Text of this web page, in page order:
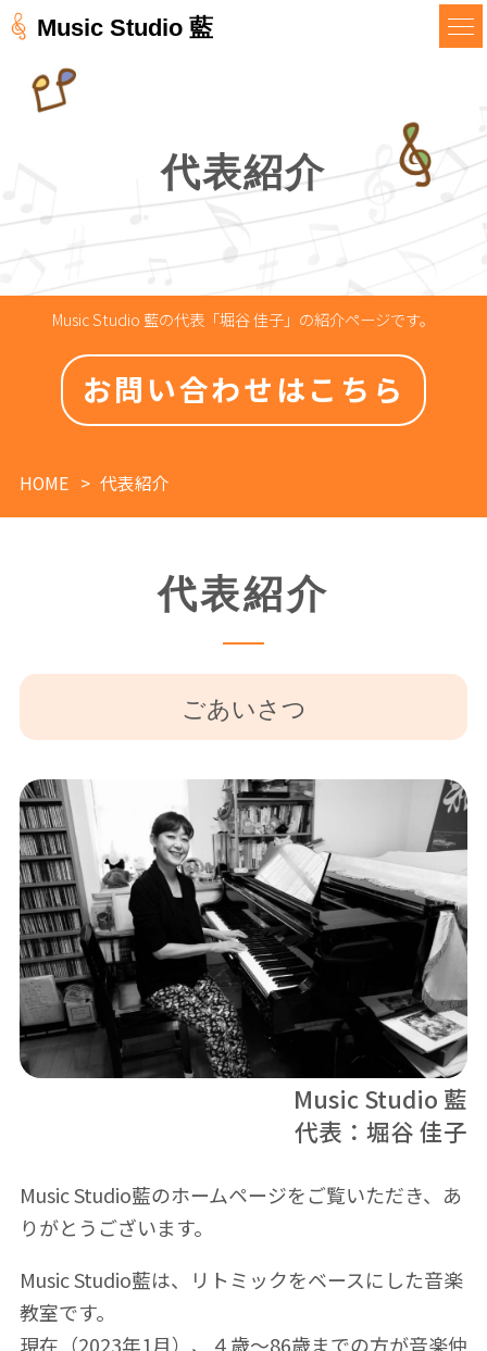
Music Studio 藍
代表紹介
Music Studio 藍の代表「堀谷 佳子」の紹介ページです。
お問い合わせはこちら
HOME 代表紹介
代表紹介
ごあいさつ
Music Studio藍のホームページをご覧いただき、あ
りがとうございます。
Music Studio藍は、リトミックをベースにした音楽
教室です。
現在（2023年1月）、４歳～86歳までの方が音楽仲
Music Studio 藍
代表：堀谷 佳子